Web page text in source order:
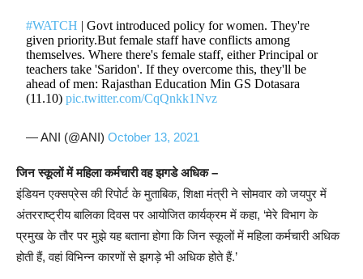
#WATCH | Govt introduced policy for women. They're
given priority.But female staff have conflicts among
themselves. Where there's female staff, either Principal or
teachers take 'Saridon'. If they overcome this, they'll be
ahead of men: Rajasthan Education Min GS Dotasara
(11.10)pic.twitter.com/CqQnkk1Nvz
— ANI (@ANI)October 13, 2021
जिन स्कूलों में महिला कर्मचारी वह झगडे अधिक –
इंडियन एक्सप्रेस की रिपोर्ट के मुताबिक, शिक्षा मंत्री ने सोमवार को जयपुर में
अंतरराष्ट्रीय बालिका दिवस पर आयोजित कार्यक्रम में कहा, ‘मेरे विभाग के
प्रमुख के तौर पर मुझे यह बताना होगा कि जिन स्कूलों में महिला कर्मचारी अधिक
होती हैं, वहां विभिन्न कारणों से झगड़े भी अधिक होते हैं.’